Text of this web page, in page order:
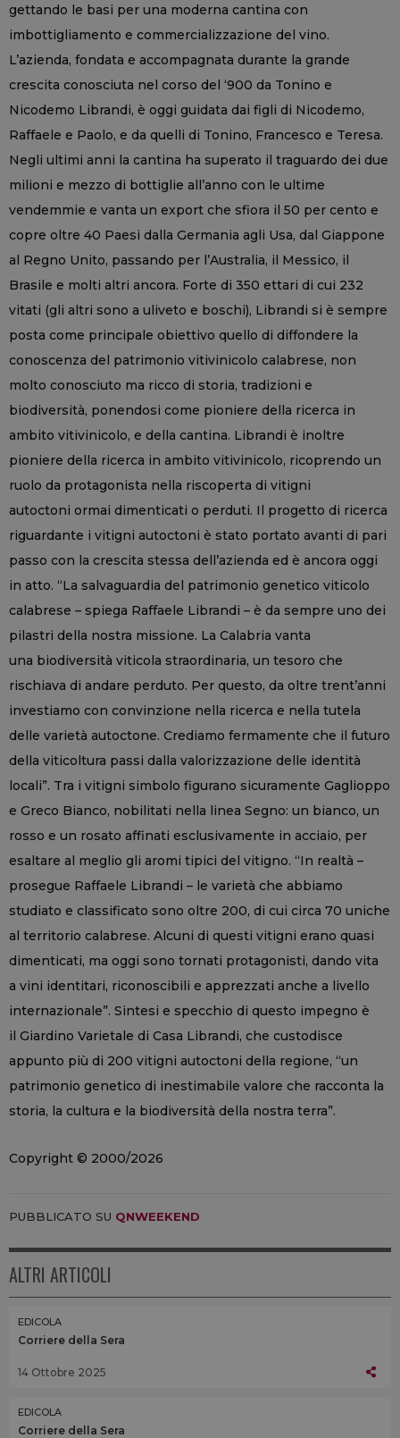
gettando le basi per una moderna cantina con
imbottigliamento e commercializzazione del vino.
L’azienda, fondata e accompagnata durante la grande
crescita conosciuta nel corso del ‘900 da Tonino e
Nicodemo Librandi, è oggi guidata dai figli di Nicodemo,
Raffaele e Paolo, e da quelli di Tonino, Francesco e Teresa.
Negli ultimi anni la cantina ha superato il traguardo dei due
milioni e mezzo di bottiglie all’anno con le ultime
vendemmie e vanta un export che sfiora il 50 per cento e
copre oltre 40 Paesi dalla Germania agli Usa, dal Giappone
al Regno Unito, passando per l’Australia, il Messico, il
Brasile e molti altri ancora. Forte di 350 ettari di cui 232
vitati (gli altri sono a uliveto e boschi), Librandi si è sempre
posta come principale obiettivo quello di diffondere la
conoscenza del patrimonio vitivinicolo calabrese, non
molto conosciuto ma ricco di storia, tradizioni e
biodiversità, ponendosi come pioniere della ricerca in
ambito vitivinicolo, e della cantina. Librandi è inoltre
pioniere della ricerca in ambito vitivinicolo, ricoprendo un
ruolo da protagonista nella riscoperta di vitigni
autoctoni ormai dimenticati o perduti. Il progetto di ricerca
riguardante i vitigni autoctoni è stato portato avanti di pari
passo con la crescita stessa dell’azienda ed è ancora oggi
in atto. “La salvaguardia del patrimonio genetico viticolo
calabrese – spiega Raffaele Librandi – è da sempre uno dei
pilastri della nostra missione. La Calabria vanta
una biodiversità viticola straordinaria, un tesoro che
rischiava di andare perduto. Per questo, da oltre trent’anni
investiamo con convinzione nella ricerca e nella tutela
delle varietà autoctone. Crediamo fermamente che il futuro
della viticoltura passi dalla valorizzazione delle identità
locali”. Tra i vitigni simbolo figurano sicuramente Gaglioppo
e Greco Bianco, nobilitati nella linea Segno: un bianco, un
rosso e un rosato affinati esclusivamente in acciaio, per
esaltare al meglio gli aromi tipici del vitigno. “In realtà –
prosegue Raffaele Librandi – le varietà che abbiamo
studiato e classificato sono oltre 200, di cui circa 70 uniche
al territorio calabrese. Alcuni di questi vitigni erano quasi
dimenticati, ma oggi sono tornati protagonisti, dando vita
a vini identitari, riconoscibili e apprezzati anche a livello
internazionale”. Sintesi e specchio di questo impegno è
il Giardino Varietale di Casa Librandi, che custodisce
appunto più di 200 vitigni autoctoni della regione, “un
patrimonio genetico di inestimabile valore che racconta la
storia, la cultura e la biodiversità della nostra terra”.
Copyright © 2000/2026
PUBBLICATO SU QNWEEKEND
ALTRI ARTICOLI
EDICOLA
Corriere della Sera
14 Ottobre 2025
EDICOLA
Corriere della Sera